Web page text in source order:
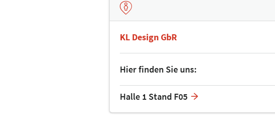
KL Design GbR
Hier finden Sie uns:
Halle 1 Stand F05